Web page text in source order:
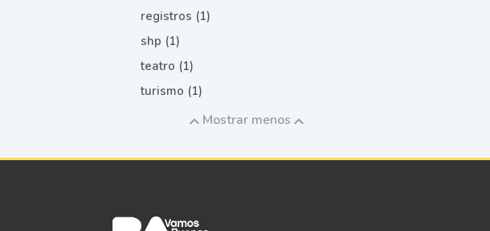
registros (1)
shp (1)
teatro (1)
turismo (1)
Mostrar menos